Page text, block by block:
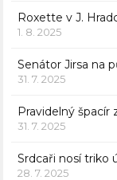
Roxette v J.
1. 8. 2025
Senátor Jirsa na
31. 7. 2025
Pravidelný špacír
31. 7. 2025
Srdcaři nosí triko
28. 7. 2025